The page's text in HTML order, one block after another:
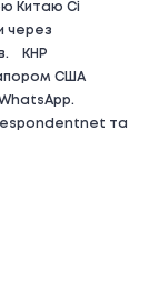
Китаю Сі
через
КНР
США
та